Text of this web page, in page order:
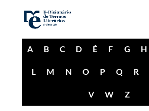
A B C D É F G H
L M N O P Q R
V W Z